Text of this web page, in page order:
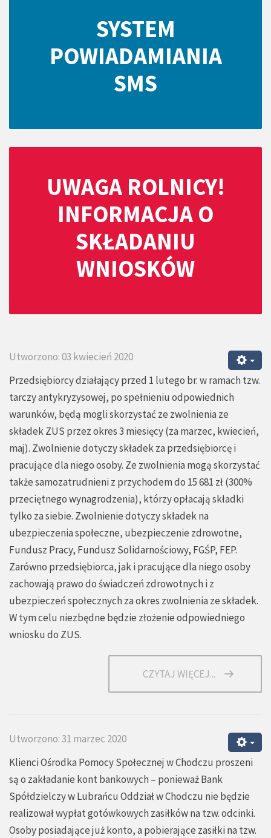
SYSTEM
POWIADAMIANIA
SMS
UWAGA ROLNICY!
INFORMACJA O
SKŁADANIU
WNIOSKÓW
Utworzono: 03 kwiecień 2020
Przedsiębiorcy działający przed 1 lutego br. w ramach tzw.
tarczy antykryzysowej, po spełnieniu odpowiednich
warunków, będą mogli skorzystać ze zwolnienia ze
składek ZUS przez okres 3 miesięcy (za marzec, kwiecień,
maj). Zwolnienie dotyczy składek za przedsiębiorcę i
pracujące dla niego osoby. Ze zwolnienia mogą skorzystać
także samozatrudnieni z przychodem do 15 681 zł (300%
przeciętnego wynagrodzenia), którzy opłacają składki
tylko za siebie. Zwolnienie dotyczy składek na
ubezpieczenia społeczne, ubezpieczenie zdrowotne,
Fundusz Pracy, Fundusz Solidarnościowy, FGŚP, FEP.
Zarówno przedsiębiorca, jak i pracujące dla niego osoby
zachowają prawo do świadczeń zdrowotnych i z
ubezpieczeń społecznych za okres zwolnienia ze składek.
W tym celu niezbędne będzie złożenie odpowiedniego
wniosku do ZUS.
CZYTAJ WIĘCEJ...
Utworzono: 31 marzec 2020
Klienci Ośrodka Pomocy Społecznej w Chodczu proszeni
są o zakładanie kont bankowych – ponieważ Bank
Spółdzielczy w Lubrańcu Oddział w Chodczu nie będzie
realizował wypłat gotówkowych zasiłków na tzw. odcinki.
Osoby posiadające już konto, a pobierające zasiłki na tzw.